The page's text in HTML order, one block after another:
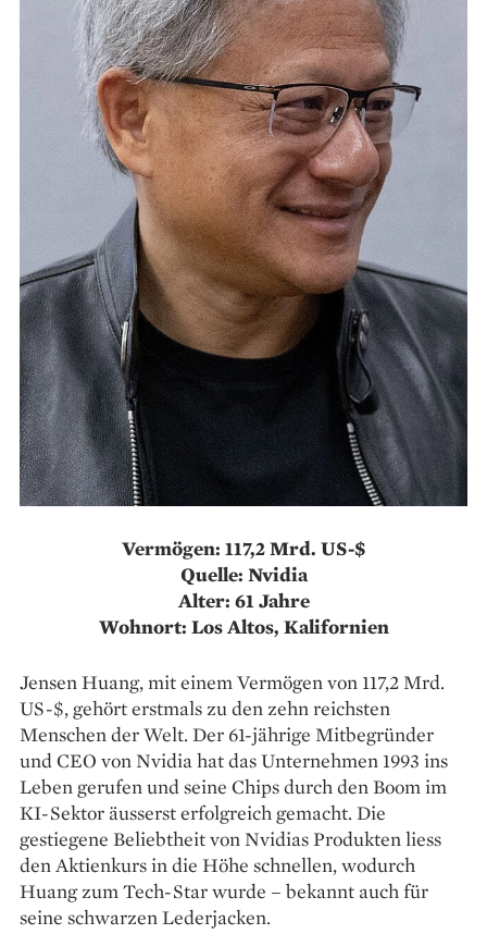
Vermögen: 117,2 Mrd. US-$
Quelle: Nvidia
Alter: 61 Jahre
Wohnort: Los Altos, Kalifornien
Jensen Huang, mit einem Vermögen von 117,2 Mrd.
US-$, gehört erstmals zu den zehn reichsten
Menschen der Welt. Der 61-jährige Mitbegründer
und CEO von Nvidia hat das Unternehmen 1993 ins
Leben gerufen und seine Chips durch den Boom im
KI-Sektor äusserst erfolgreich gemacht. Die
gestiegene Beliebtheit von Nvidias Produkten liess
den Aktienkurs in die Höhe schnellen, wodurch
Huang zum Tech-Star wurde – bekannt auch für
seine schwarzen Lederjacken.